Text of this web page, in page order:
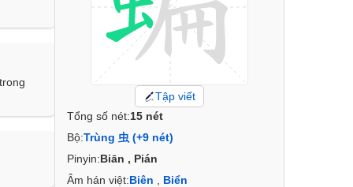
Tập viết
Tổng số nét:15 nét
Bộ:Trùng 虫 (+9 nét)
Pinyin:Biān , Pián
Âm hán việt:Biên
Biển